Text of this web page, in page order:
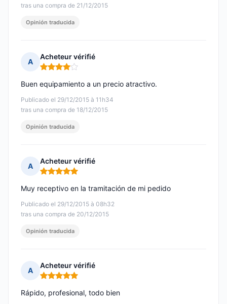
tras una compra de 21/12/2015
Opinión traducida
A
Acheteur vérifié
Nota: 4 de 5
Publicado el 29/12/2015 à 11h34
tras una compra de 18/12/2015
Buen equipamiento a un precio atractivo.
Opinión traducida
A
Acheteur vérifié
Nota: 5 de 5
Publicado el 29/12/2015 à 08h32
tras una compra de 20/12/2015
Muy receptivo en la tramitación de mi pedido
Opinión traducida
A
Acheteur vérifié
Nota: 5 de 5
Rápido, profesional, todo bien